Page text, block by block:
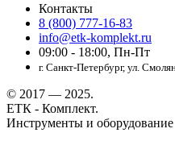
Контакты
8 (800) 777-16-83
info@etk-komplekt.ru
09:00 - 18:00, Пн-Пт
г. Санкт-Петербург, ул.
© 2017 — 2025.
ЕТК - Комплект.
Инструменты и оборудование